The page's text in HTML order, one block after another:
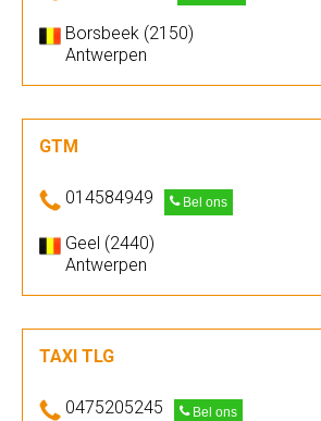
Borsbeek (2150)
Antwerpen
GTM
014584949 Bel ons
Geel (2440)
Antwerpen
TAXI TLG
0475205245 Bel ons